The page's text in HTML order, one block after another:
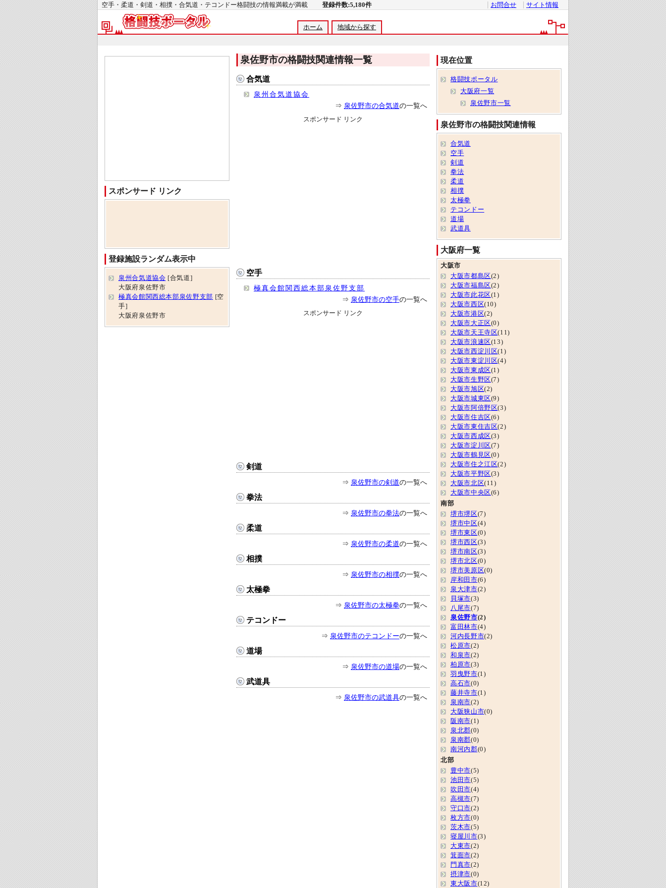
空手・柔道・剣道・相撲・合気道・テコンドー格闘技の情報満載が満載 登録件数:5,180件 お問合せ サイト情報
ホーム 地域から探す
泉佐野市の格闘技関連情報一覧
合気道
泉州合気道協会
⇒ 泉佐野市の合気道の一覧へ
スポンサード リンク
空手
極真会館関西総本部泉佐野支部
⇒ 泉佐野市の空手の一覧へ
スポンサード リンク
剣道
⇒ 泉佐野市の剣道の一覧へ
拳法
⇒ 泉佐野市の拳法の一覧へ
柔道
⇒ 泉佐野市の柔道の一覧へ
相撲
⇒ 泉佐野市の相撲の一覧へ
太極拳
⇒ 泉佐野市の太極拳の一覧へ
テコンドー
⇒ 泉佐野市のテコンドーの一覧へ
道場
⇒ 泉佐野市の道場の一覧へ
武道具
⇒ 泉佐野市の武道具の一覧へ
スポンサード リンク
登録施設ランダム表示中
泉州合気道協会 [合気道]
大阪府泉佐野市
極真会館関西総本部泉佐野支部 [空
手]
大阪府泉佐野市
現在位置
格闘技ポータル
大阪府一覧
泉佐野市一覧
泉佐野市の格闘技関連情報
合気道
空手
剣道
拳法
柔道
相撲
太極拳
テコンドー
道場
武道具
大阪府一覧
大阪市
大阪市都島区 (2)
大阪市福島区 (2)
大阪市此花区 (1)
大阪市西区(10)
大阪市港区(2)
大阪市大正区 (0)
大阪市天王寺区(11)
大阪市浪速区 (13)
大阪市西淀川区(1)
大阪市東淀川区(4)
大阪市東成区 (1)
大阪市生野区 (7)
大阪市旭区(2)
大阪市城東区 (9)
大阪市阿倍野区(3)
大阪市住吉区 (6)
大阪市東住吉区(2)
大阪市西成区 (3)
大阪市淀川区 (7)
大阪市鶴見区 (0)
大阪市住之江区(2)
大阪市平野区 (3)
大阪市北区(11)
大阪市中央区 (6)
南部
堺市堺区 (7)
堺市中区 (4)
堺市東区 (0)
堺市西区 (3)
堺市南区 (3)
堺市北区 (0)
堺市美原区(0)
岸和田市(6)
泉大津市(2)
貝塚市(3)
八尾市(7)
泉佐野市(2)
富田林市(4)
河内長野市(2)
松原市(2)
和泉市(2)
柏原市(3)
羽曳野市(1)
高石市(0)
藤井寺市(1)
泉南市(2)
大阪狭山市(0)
阪南市(1)
泉北郡(0)
泉南郡(0)
南河内郡(0)
北部
豊中市(5)
池田市(5)
吹田市(4)
高槻市(7)
守口市(2)
枚方市(0)
茨木市(5)
寝屋川市(3)
大東市(2)
箕面市(2)
門真市(2)
摂津市(0)
東大阪市(12)